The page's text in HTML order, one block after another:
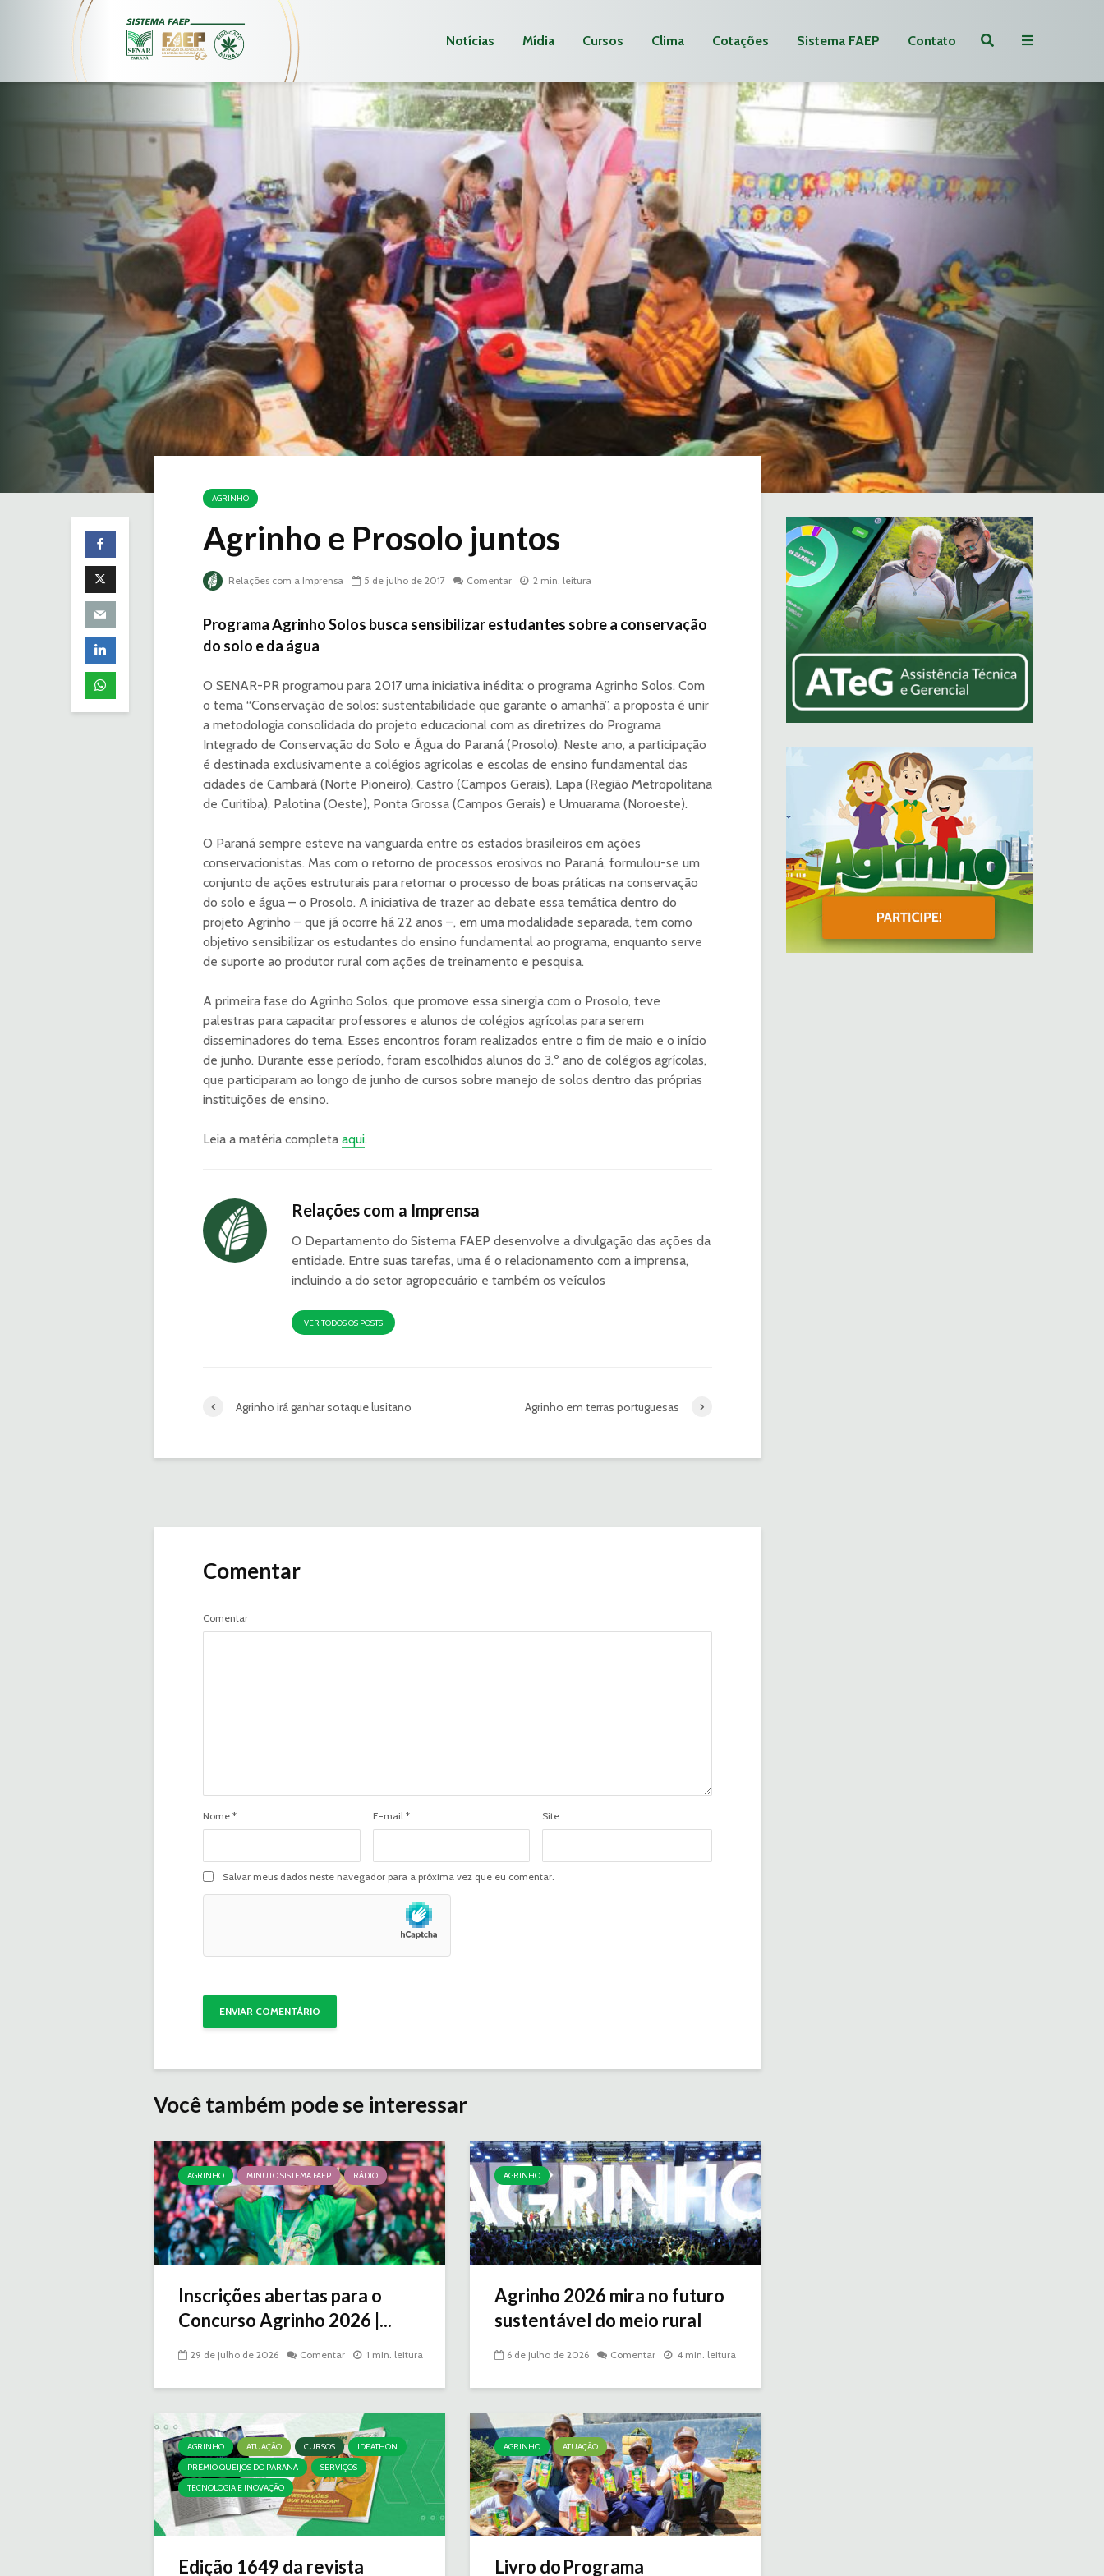
Notícias Mídia Cursos Clima Cotações Sistema FAEP Contato
AGRINHO
Agrinho e Prosolo juntos
Relações com a Imprensa 5 de julho de 2017 Comentar 2 min. leitura
Programa Agrinho Solos busca sensibilizar estudantes sobre a conservação
do solo e da água
O SENAR-PR programou para 2017 uma iniciativa inédita: o programa Agrinho Solos. Com
o tema “Conservação de solos: sustentabilidade que garante o amanhã”, a proposta é unir
a metodologia consolidada do projeto educacional com as diretrizes do Programa
Integrado de Conservação do Solo e Água do Paraná (Prosolo). Neste ano, a participação
é destinada exclusivamente a colégios agrícolas e escolas de ensino fundamental das
cidades de Cambará (Norte Pioneiro), Castro (Campos Gerais), Lapa (Região Metropolitana
de Curitiba), Palotina (Oeste), Ponta Grossa (Campos Gerais) e Umuarama (Noroeste).
O Paraná sempre esteve na vanguarda entre os estados brasileiros em ações
conservacionistas. Mas com o retorno de processos erosivos no Paraná, formulou-se um
conjunto de ações estruturais para retomar o processo de boas práticas na conservação
do solo e água – o Prosolo. A iniciativa de trazer ao debate essa temática dentro do
projeto Agrinho – que já ocorre há 22 anos –, em uma modalidade separada, tem como
objetivo sensibilizar os estudantes do ensino fundamental ao programa, enquanto serve
de suporte ao produtor rural com ações de treinamento e pesquisa.
A primeira fase do Agrinho Solos, que promove essa sinergia com o Prosolo, teve
palestras para capacitar professores e alunos de colégios agrícolas para serem
disseminadores do tema. Esses encontros foram realizados entre o fim de maio e o início
de junho. Durante esse período, foram escolhidos alunos do 3.º ano de colégios agrícolas,
que participaram ao longo de junho de cursos sobre manejo de solos dentro das próprias
instituições de ensino.
Leia a matéria completa aqui.
Relações com a Imprensa
O Departamento do Sistema FAEP desenvolve a divulgação das ações da
entidade. Entre suas tarefas, uma é o relacionamento com a imprensa,
incluindo a do setor agropecuário e também os veículos
VER TODOS OS POSTS
Agrinho irá ganhar sotaque lusitano Agrinho em terras portuguesas
Comentar
Comentar
Nome * E-mail * Site
Salvar meus dados neste navegador para a próxima vez que eu comentar.
Você também pode se interessar
AGRINHO MINUTO SISTEMA FAEP RÁDIO
Inscrições abertas para o
Concurso Agrinho 2026 |...
29 de julho de 2026 Comentar 1 min. leitura
AGRINHO
Agrinho 2026 mira no futuro
sustentável do meio rural
6 de julho de 2026 Comentar 4 min. leitura
AGRINHO ATUAÇÃO CURSOS
IDEATHON
PRÊMIO QUEIJOS DO PARANÁ
SERVIÇOS
TECNOLOGIA E INOVAÇÃO
Edição 1649 da revista
AGRINHO ATUAÇÃO
Livro do Programa